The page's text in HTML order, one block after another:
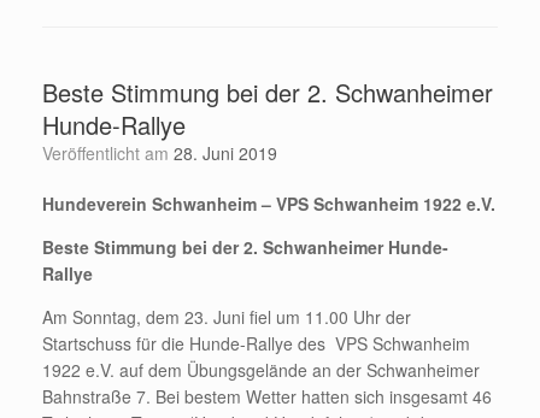
Beste Stimmung bei der 2. Schwanheimer
Hunde-Rallye
Veröffentlicht am 28. Juni 2019
Hundeverein Schwanheim – VPS Schwanheim 1922 e.V.
Beste Stimmung bei der 2. Schwanheimer Hunde-
Rallye
Am Sonntag, dem 23. Juni fiel um 11.00 Uhr der
Startschuss für die Hunde-Rallye des VPS Schwanheim
1922 e.V. auf dem Übungsgelände an der Schwanheimer
Bahnstraße 7. Bei bestem Wetter hatten sich insgesamt 46